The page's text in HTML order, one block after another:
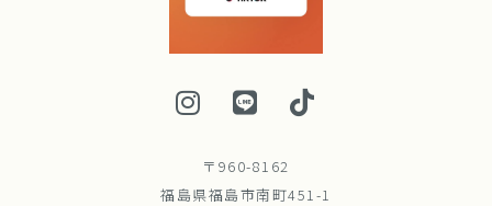
〒960-8162
福島県福島市南町451-1